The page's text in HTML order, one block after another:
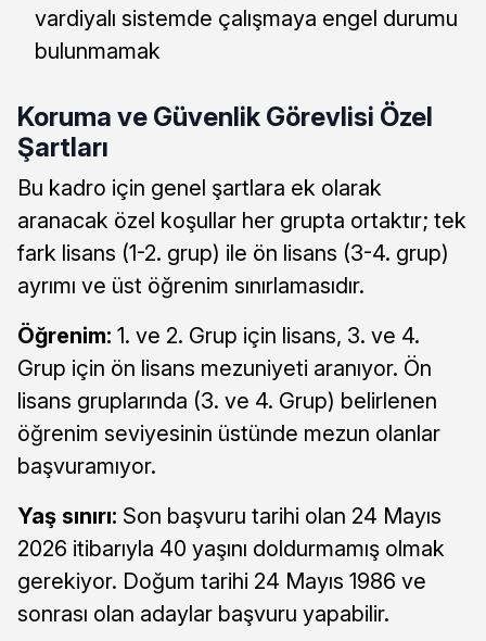
vardiyalı sistemde çalışmaya engel durumu
bulunmamak
Koruma ve Güvenlik Görevlisi Özel
Şartları
Bu kadro için genel şartlara ek olarak
aranacak özel koşullar her grupta ortaktır; tek
fark lisans (1-2. grup) ile ön lisans (3-4. grup)
ayrımı ve üst öğrenim sınırlamasıdır.
Öğrenim: 1. ve 2. Grup için lisans, 3. ve 4.
Grup için ön lisans mezuniyeti aranıyor. Ön
lisans gruplarında (3. ve 4. Grup) belirlenen
öğrenim seviyesinin üstünde mezun olanlar
başvuramıyor.
Yaş sınırı: Son başvuru tarihi olan 24 Mayıs
2026 itibarıyla 40 yaşını doldurmamış olmak
gerekiyor. Doğum tarihi 24 Mayıs 1986 ve
sonrası olan adaylar başvuru yapabilir.